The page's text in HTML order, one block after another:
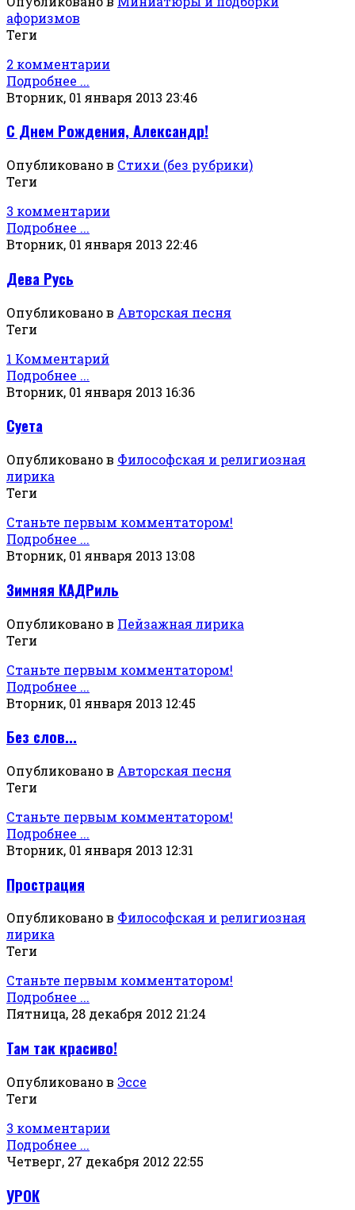
афоризмов
Теги
2 комментарии
Подробнее ...
Вторник, 01 января 2013 23:46
С Днем Рождения, Александр!
Опубликовано в Стихи (без рубрики)
Теги
3 комментарии
Подробнее ...
Вторник, 01 января 2013 22:46
Дева Русь
Опубликовано в Авторская песня
Теги
1 Комментарий
Подробнее ...
Вторник, 01 января 2013 16:36
Суета
Опубликовано в Философская и религиозная
лирика
Теги
Станьте первым комментатором!
Подробнее ...
Вторник, 01 января 2013 13:08
Зимняя КАДРиль
Опубликовано в Пейзажная лирика
Теги
Станьте первым комментатором!
Подробнее ...
Вторник, 01 января 2013 12:45
Без слов...
Опубликовано в Авторская песня
Теги
Станьте первым комментатором!
Подробнее ...
Вторник, 01 января 2013 12:31
Прострация
Опубликовано в Философская и религиозная
лирика
Теги
Станьте первым комментатором!
Подробнее ...
Пятница, 28 декабря 2012 21:24
Там так красиво!
Опубликовано в Эссе
Теги
3 комментарии
Подробнее ...
Четверг, 27 декабря 2012 22:55
УРОК